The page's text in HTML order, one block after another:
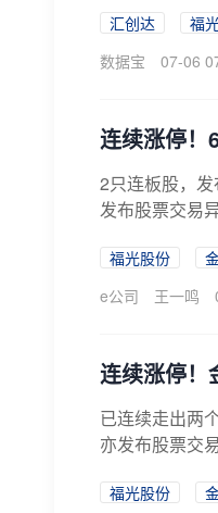
汇创达 福
数据宝
07-06
连续涨停！
2只连板股，
发布股票交易
福光股份
e公司
王一鸣
连续涨停！
已连续走出两
亦发布股票交
福光股份